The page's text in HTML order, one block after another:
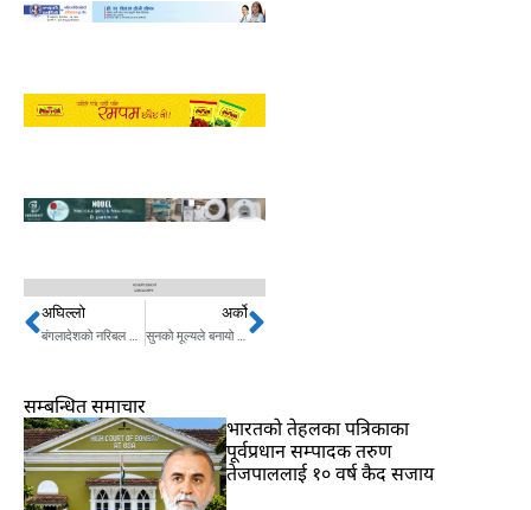
Prev
अघिल्लो
बंगलादेशको नरिबल टापुमा अमेरिकाको गिद्धे दृष्टि !
अर्को
सुनको मूल्यले बनायो कीर्तिमान, कति पुग्यो तोलामा ? Next
सम्बन्धित समाचार
भारतकाे तेहलका पत्रिकाका
पूर्वप्रधान सम्पादक तरुण
तेजपाललाई १० वर्ष कैद सजाय